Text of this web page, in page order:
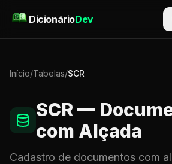
DicionárioDev
Início/Tabelas/SCR
SCR —
com Alçada
Cadastro de documentos com